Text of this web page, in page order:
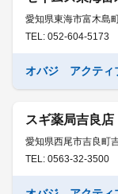
愛知県東海市富木島
TEL: 052-604-5173
オバジ アクティ
スギ薬局吉良店
愛知県西尾市吉良町
TEL: 0563-32-3500